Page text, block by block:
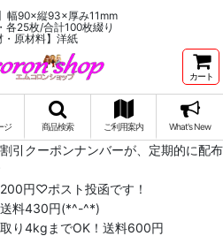
幅90×縦93×厚み11mm
各25枚/合計100枚綴り
・原材料】洋紙
カート
ジ 商品検索 ご利用案内 What's New
引クーポンナンバーが、定期的に配布
円♡ポスト投函です！
送料430円(*^-^*)
り4kgまでOK！送料600円